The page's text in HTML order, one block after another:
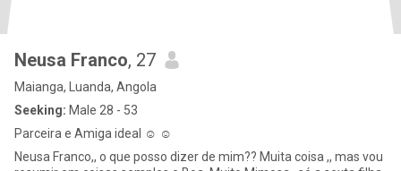
Neusa Franco, 27
Maianga, Luanda, Angola
Seeking: Male 28 - 53
Parceira e Amiga ideal ☺️ ☺️
Neusa Franco,, o que posso dizer de mim?? Muita coisa ,, mas vou